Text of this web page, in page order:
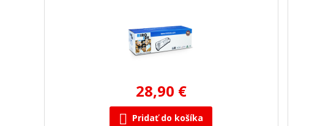
28,90 €
Pridať do košíka